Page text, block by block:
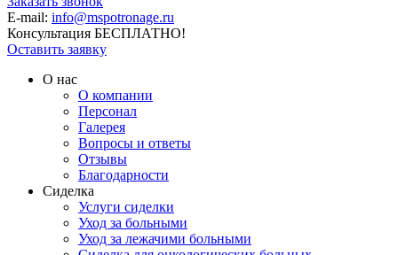
E-mail: info@mspotronage.ru
Консультация БЕСПЛАТНО!
Оставить заявку
О нас
О компании
Персонал
Галерея
Вопросы и ответы
Отзывы
Благодарности
Сиделка
Услуги сиделки
Уход за больными
Уход за лежачими больными